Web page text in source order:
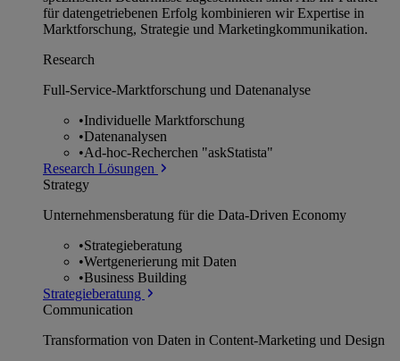
für datengetriebenen Erfolg kombinieren wir Expertise in
Marktforschung, Strategie und Marketingkommunikation.
Research
Full-Service-Marktforschung und Datenanalyse
•Individuelle Marktforschung
•Datenanalysen
•Ad-hoc-Recherchen "askStatista"
Research Lösungen
Strategy
Unternehmens­beratung für die Data-Driven Economy
•Strategieberatung
•Wertgenerierung mit Daten
•Business Building
Strategieberatung
Communication
Transformation von Daten in Content-Marketing und Design